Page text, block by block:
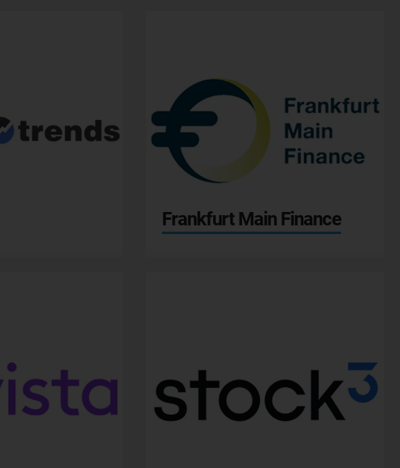
Frankfurt Main Finance
stock3